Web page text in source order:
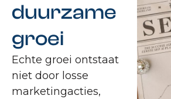
duurzame
groei
Echte groei ontstaat
niet door losse
marketingacties,